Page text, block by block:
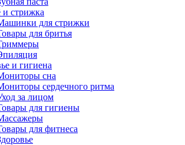
и стрижка
для стрижки
для бритья
и гигиена
сна
сердечного ритма
за лицом
для гигиены
для фитнеса